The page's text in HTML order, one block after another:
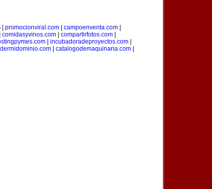
| promocionviral.com| campoenventa.com|
comidasyvinos.com compartirfotos.com
| incubadoradeproyectos.com|
catalogodemaquinaria.com